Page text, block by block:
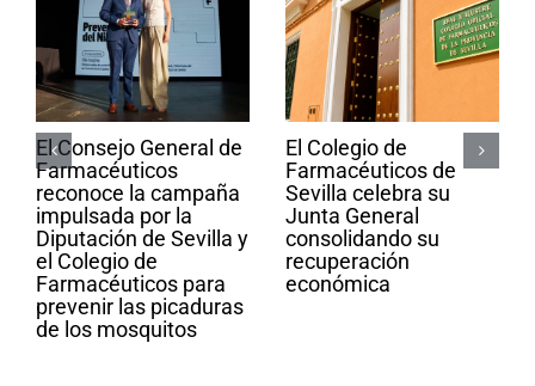
El Consejo General de
Farmacéuticos
reconoce la campaña
impulsada por la
Diputación de Sevilla y
el Colegio de
Farmacéuticos para
prevenir las picaduras
de los mosquitos
El Colegio de
Farmacéuticos de
Sevilla celebra su
Junta General
consolidando su
recuperación
económica